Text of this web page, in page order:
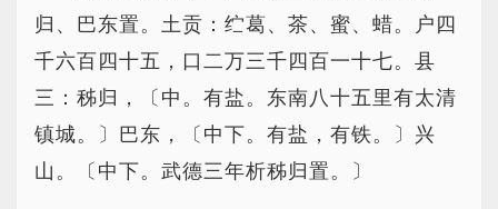
归、巴东置。土贡：纻葛、茶、蜜、蜡。户四
千六百四十五，口二万三千四百一十七。县
三：秭归，〔中。有盐。东南八十五里有太清
镇城。〕巴东，〔中下。有盐，有铁。〕兴
山。〔中下。武德三年析秭归置。〕